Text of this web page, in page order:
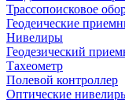
Трассопоисковое
Геодеические
Нивелиры
Геодезический
Тахеометр
Полевой контроллер
Оптические